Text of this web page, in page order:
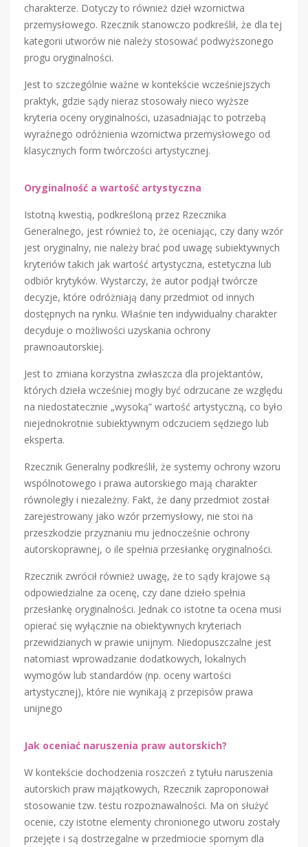
charakterze. Dotyczy to również dzieł wzornictwa
przemysłowego. Rzecznik stanowczo podkreślił, że dla tej
kategorii utworów nie należy stosować podwyższonego
progu oryginalności.
Jest to szczególnie ważne w kontekście wcześniejszych
praktyk, gdzie sądy nieraz stosowały nieco wyższe
kryteria oceny oryginalności, uzasadniając to potrzebą
wyraźnego odróżnienia wzornictwa przemysłowego od
klasycznych form twórczości artystycznej.
Oryginalność a wartość artystyczna
Istotną kwestią, podkreśloną przez Rzecznika
Generalnego, jest również to, że oceniając, czy dany wzór
jest oryginalny, nie należy brać pod uwagę subiektywnych
kryteriów takich jak wartość artystyczna, estetyczna lub
odbiór krytyków. Wystarczy, że autor podjął twórcze
decyzje, które odróżniają dany przedmiot od innych
dostępnych na rynku. Właśnie ten indywidualny charakter
decyduje o możliwości uzyskania ochrony
prawnoautorskiej.
Jest to zmiana korzystna zwłaszcza dla projektantów,
których dzieła wcześniej mogły być odrzucane ze względu
na niedostatecznie „wysoką” wartość artystyczną, co było
niejednokrotnie subiektywnym odczuciem sędziego lub
eksperta.
Rzecznik Generalny podkreślił, że systemy ochrony wzoru
wspólnotowego i prawa autorskiego mają charakter
równoległy i niezależny. Fakt, że dany przedmiot został
zarejestrowany jako wzór przemysłowy, nie stoi na
przeszkodzie przyznaniu mu jednocześnie ochrony
autorskoprawnej, o ile spełnia przesłankę oryginalności.
Rzecznik zwrócił również uwagę, że to sądy krajowe są
odpowiedzialne za ocenę, czy dane dzieło spełnia
przesłankę oryginalności. Jednak co istotne ta ocena musi
opierać się wyłącznie na obiektywnych kryteriach
przewidzianych w prawie unijnym. Niedopuszczalne jest
natomiast wprowadzanie dodatkowych, lokalnych
wymogów lub standardów (np. oceny wartości
artystycznej), które nie wynikają z przepisów prawa
unijnego
Jak oceniać naruszenia praw autorskich?
W kontekście dochodzenia roszczeń z tytułu naruszenia
autorskich praw majątkowych, Rzecznik zaproponował
stosowanie tzw. testu rozpoznawalności. Ma on służyć
ocenie, czy istotne elementy chronionego utworu zostały
przejęte i są dostrzegalne w przedmiocie spornym dla